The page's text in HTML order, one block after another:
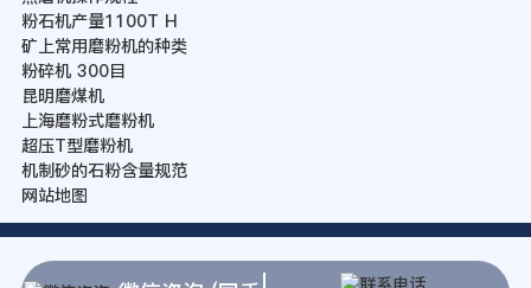
粉石机产量1100T H
矿上常用磨粉机的种类
粉碎机 300目
昆明磨煤机
上海磨粉式磨粉机
超压T型磨粉机
机制砂的石粉含量规范
网站地图